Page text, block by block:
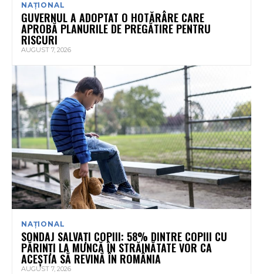
NAȚIONAL
GUVERNUL A ADOPTAT O HOTĂRÂRE CARE
APROBĂ PLANURILE DE PREGĂTIRE PENTRU
RISCURI
AUGUST 7, 2026
NAȚIONAL
SONDAJ SALVAȚI COPIII: 58% DINTRE COPIII CU
PĂRINȚI LA MUNCĂ ÎN STRĂINĂTATE VOR CA
ACEȘTIA SĂ REVINĂ ÎN ROMÂNIA
AUGUST 7, 2026